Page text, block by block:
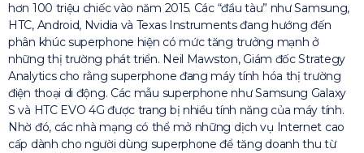
hơn 100 triệu chiếc vào năm 2015. Các “đầu tàu” như Samsung,
HTC, Android, Nvidia và Texas Instruments đang hướng đến
phân khúc superphone hiện có mức tăng trưởng mạnh ở
những thị trường phát triển. Neil Mawston, Giám đốc Strategy
Analytics cho rằng superphone đang máy tính hóa thị trường
điện thoại di động. Các mẫu superphone như Samsung Galaxy
S và HTC EVO 4G được trang bị nhiều tính năng của máy tính.
Nhờ đó, các nhà mạng có thể mở những dịch vụ Internet cao
cấp dành cho người dùng superphone để tăng doanh thu từ